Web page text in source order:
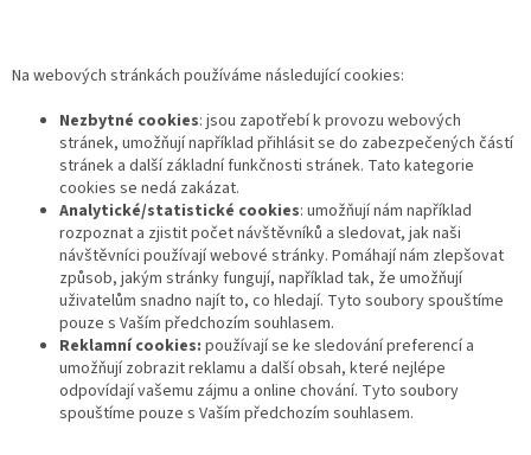
Na webových stránkách používáme následující cookies:
Nezbytné cookies: jsou zapotřebí k provozu webových
stránek, umožňují například přihlásit se do zabezpečených částí
stránek a další základní funkčnosti stránek. Tato kategorie
cookies se nedá zakázat.
Analytické/statistické cookies: umožňují nám například
rozpoznat a zjistit počet návštěvníků a sledovat, jak naši
návštěvníci používají webové stránky. Pomáhají nám zlepšovat
způsob, jakým stránky fungují, například tak, že umožňují
uživatelům snadno najít to, co hledají. Tyto soubory spouštíme
pouze s Vaším předchozím souhlasem.
Reklamní cookies: používají se ke sledování preferencí a
umožňují zobrazit reklamu a další obsah, které nejlépe
odpovídají vašemu zájmu a online chování. Tyto soubory
spouštíme pouze s Vaším předchozím souhlasem.